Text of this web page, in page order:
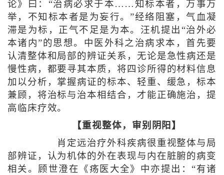
论》曰：“治病必求于本……知标本者，万事万
举，不知标本者是为妄行。”经络阻塞，气血凝
滞是为标，正气不足是为本。汪机提出“治外必
本诸内”的思想。中医外科之治病求本，首先要
认清整体和局部的辨证关系，无论是急性病还是
慢性病，都要寻其本质，将四诊所得的材料信息
加以分析，掌握病证的标本、轻重、缓急，标本
兼顾，将治标与治本相结合，才能正确施治，提
高临床疗效。
【重视整体，审别阴阳】
肖定远治疗外科疾病很重视整体与局
部辨证，认为机体的外在表现与内在脏腑的病变
相关。顾世澄在《疡医大全》中亦提出：“有诸